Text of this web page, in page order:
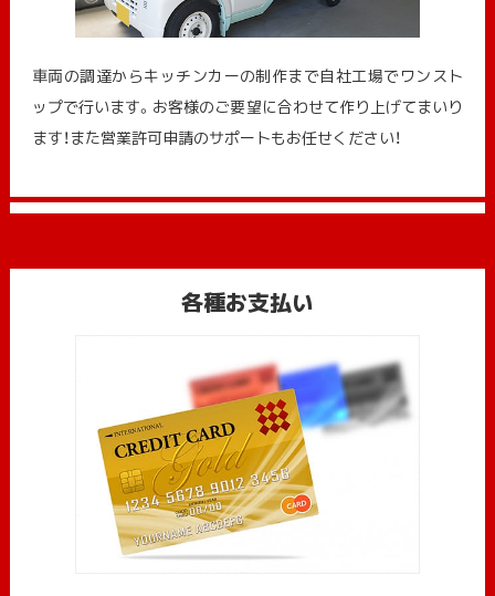
車両の調達からキッチンカーの制作まで自社工場でワンスト
ップで行います。お客様のご要望に合わせて作り上げてまいり
ます！また営業許可申請のサポートもお任せください！
各種お支払い